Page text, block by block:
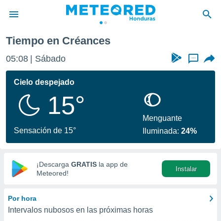
de
ha sido
calidad.
a este
las
y
digital
basada
Tiempo en Créances
05:08 Sábado ...
Cielo despejado
15°
Sensación de 15°
Menguante
Iluminada:24%
¡Descarga GRATIS la app de
Meteored!
Instalar
Por hora
Intervalos nubosos en las próximas horas